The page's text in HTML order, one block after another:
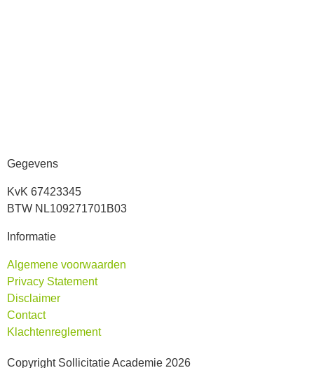
Gegevens
KvK 67423345
BTW NL109271701B03
Informatie
Algemene voorwaarden
Privacy Statement
Disclaimer
Contact
Klachtenreglement
Copyright Sollicitatie Academie 2026